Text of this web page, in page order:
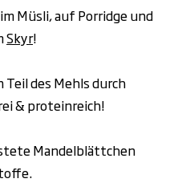
im Müsli, auf Porridge und
Skyr!
des Mehls durch
& proteinreich!
Mandelblättchen